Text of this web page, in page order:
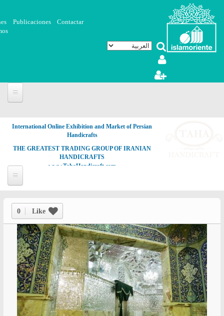
تجاوز إلى المحتوى الرئيسي
Contactar
Publicaciones
International Online Exhibition and Market of Persian
Handicrafts
THE GREATEST TRADING GROUP OF IRANIAN
HANDICRAFTS
www.TahaHandicraft.com
0 Like